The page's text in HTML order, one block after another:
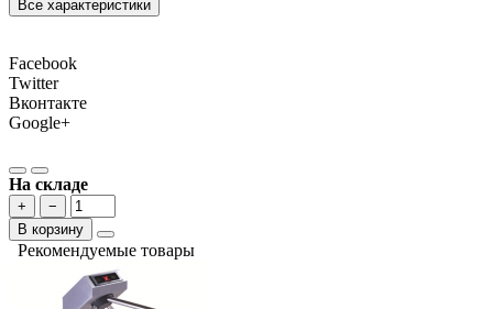
Все характеристики
Facebook
Twitter
Вконтакте
Google+
На складе
+
−
В корзину
Рекомендуемые товары